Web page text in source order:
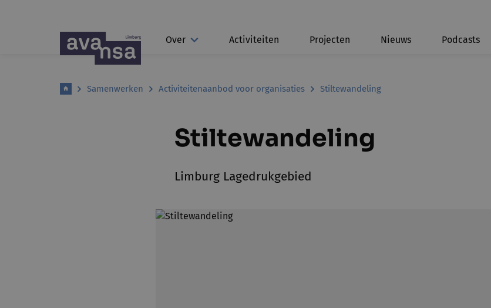
Over Activiteiten Projecten Nieuws Podcasts
Samenwerken Activiteitenaanbod voor organisaties Stiltewandeling
Stiltewandeling
Limburg Lagedrukgebied